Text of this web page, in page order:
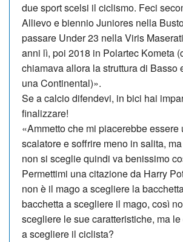
due sport scelsi il ciclismo. Feci
Allievo e biennio Juniores nella
passare Under 23 nella Viris
anni lì, poi 2018 in Po­lartec Kometa
chiamava al­lora la struttura di Basso
una Continental)».
Se a calcio difendevi, in bici hai
finalizzare!
«Ammetto che mi piacerebbe essere
scalatore e soffrire meno in salita,
non si sceglie quindi va benissimo
Permettimi una citazione da Harry
non è il mago a scegliere la
bacchetta a scegliere il mago, così
scegliere le sue caratteristiche, ma
a scegliere il ciclista?